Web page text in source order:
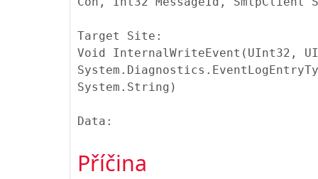
Target Site:
Void InternalWriteEvent(UInt32,
System.String)
Data:
Příčina